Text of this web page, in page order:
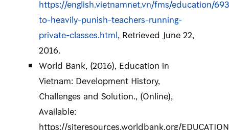
https://english.vietnamnet.vn/fms/education/
to-heavily-punish-teachers-running-
private-classes.html, Retrieved June 22,
2016.
World Bank, (2016), Education in
Vietnam: Development History,
Challenges and Solution., (Online),
Available:
https://siteresources.worldbank.org/